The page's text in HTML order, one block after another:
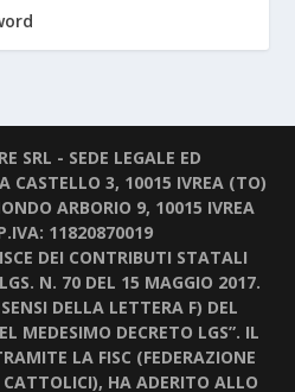
SRL - SEDE LEGALE ED
CASTELLO 3, 10015 IVREA (TO)
ARBORIO 9, 10015 IVREA
11820870019
DEI CONTRIBUTI STATALI
N. 70 DEL 15 MAGGIO 2017.
DELLA LETTERA F) DEL
MEDESIMO DECRETO LGS”. IL
LA FISC (FEDERAZIONE
HA ADERITO ALLO